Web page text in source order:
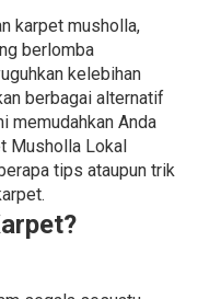
karpet musholla,
berlomba
kelebihan
berbagai alternatif
memudahkan Anda
Musholla Lokal
tips ataupun trik